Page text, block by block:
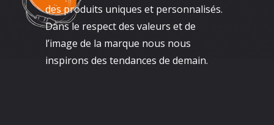
des produits uniques et personnalisés.
Dans le respect des valeurs et de
l’image de la marque nous nous
inspirons des tendances de demain.